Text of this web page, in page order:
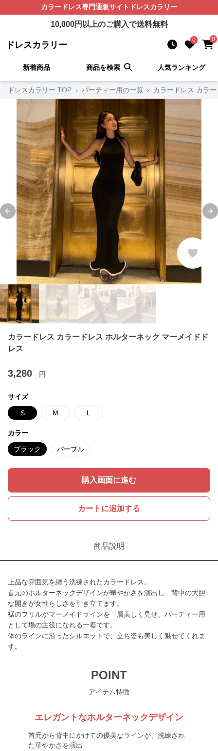
カラードレス専門通販サイト ドレスカラリー
10,000円以上のご購入で送料無料
ドレスカラリー 0 0
新着商品 商品を検索 人気ランキング
ドレスカラリー TOP › パーティー用の一覧 › カラードレス カラ
Previous slide
カラードレス カラードレス ホルターネック マーメイドド
レス
3,280 円
サイズ
S M L
カラー
ブラック パープル
購入画面に進む
カートに追加する
商品説明
上品な雰囲気を纏う洗練されたカラードレス。
首元のホルターネックデザインが華やかさを演出し、背中の大胆
な開きが女性らしさを引き立てます。
裾のフリルがマーメイドラインを一層美しく見せ、パーティー用
として場の主役になれる一着です。
体のラインに沿ったシルエットで、立ち姿も美しく魅せてくれま
す。
POINT
アイテム特徴
エレガントなホルターネックデザイン
首元から背中にかけての優美なラインが、洗練され
た華やかさを演出